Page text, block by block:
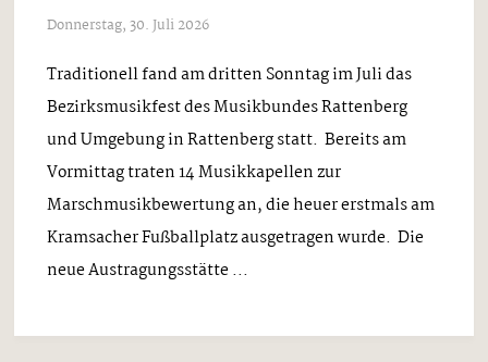
Donnerstag, 30. Juli 2026
Traditionell fand am dritten Sonntag im Juli das
Bezirksmusikfest des Musikbundes Rattenberg
und Umgebung in Rattenberg statt. Bereits am
Vormittag traten 14 Musikkapellen zur
Marschmusikbewertung an, die heuer erstmals am
Kramsacher Fußballplatz ausgetragen wurde. Die
neue Austragungsstätte ...